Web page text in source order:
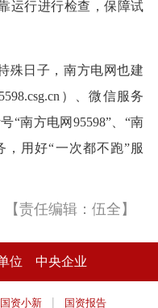
运行进行检查，保障试
殊日子，南方电网也建
）、微信服务
“南方电网95598”、“南
，用好“一次都不跑”服
【责任编辑：伍全】
位 中央企业
国资小新 | 国资报告